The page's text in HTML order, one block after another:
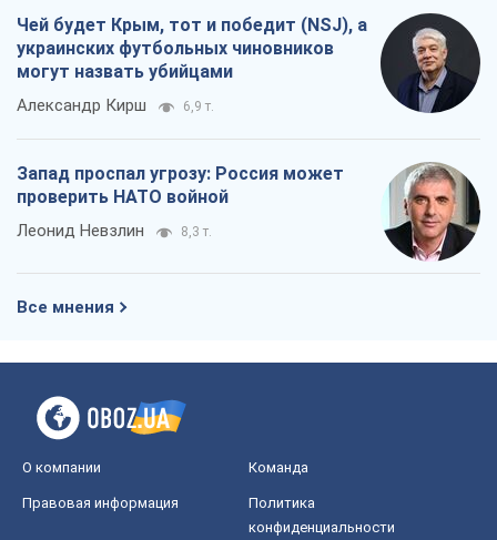
Чей будет Крым, тот и победит (NSJ), а
украинских футбольных чиновников
могут назвать убийцами
Александр Кирш 6,9 т.
Запад проспал угрозу: Россия может
проверить НАТО войной
Леонид Невзлин 8,3 т.
Все мнения
О компании Команда
Правовая информация
Политика
конфиденциальности